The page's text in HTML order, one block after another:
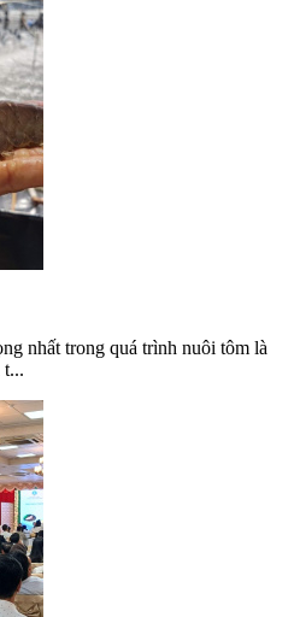
nhất trong quá trình nuôi tôm là
t...